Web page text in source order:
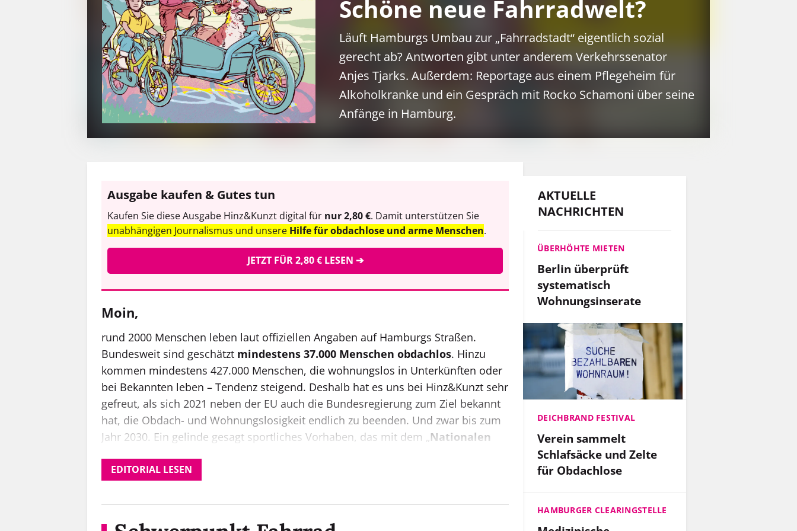
Schöne neue Fahrradwelt?
Läuft Hamburgs Umbau zur „Fahrradstadt“ eigentlich sozial
gerecht ab? Antworten gibt unter anderem Verkehrssenator
Anjes Tjarks. Außerdem: Reportage aus einem Pflegeheim für
Alkoholkranke und ein Gespräch mit Rocko Schamoni über seine
Anfänge in Hamburg.
Ausgabe kaufen & Gutes tun
Kaufen Sie diese Ausgabe Hinz&Kunzt digital für nur 2,80 €. Damit unterstützen Sie
unabhängigen Journalismus und unsere Hilfe für obdachlose und arme Menschen.
JETZT FÜR 2,80 € LESEN ➔
Moin,
rund 2000 Menschen leben laut offiziellen Angaben auf Hamburgs Straßen.
Bundesweit sind geschätzt mindestens 37.000 Menschen obdachlos. Hinzu
kommen mindestens 427.000 Menschen, die wohnungslos in Unterkünften oder
bei Bekannten leben – Tendenz steigend. Deshalb hat es uns bei Hinz&Kunzt sehr
gefreut, als sich 2021 neben der EU auch die Bundesregierung zum Ziel bekannt
hat, die Obdach- und Wohnungslosigkeit endlich zu beenden. Und zwar bis zum
Jahr 2030. Ein gelinde gesagt sport­liches Vorhaben, das mit dem „Nationalen
Fahrplan bekommen soll. Warum von dem leider kein pünktliches Erreichen des
und Wohnungslosigkeit steht,lesen Sie im Magazin.
EDITORIAL LESEN
aus, sondern auch mal einen
Spruch.
nur eine Wohnung gefunden,
Arbeitgeber, der ihn so
schätzt, wie er ist.
AKTUELLE
NACHRICHTEN
ÜBERHÖHTE MIETEN
Berlin überprüft
systematisch
Wohnungsinserate
DEICHBRAND FESTIVAL
Verein sammelt
Schlafsäcke und Zelte
für Obdachlose
HAMBURGER CLEARINGSTELLE